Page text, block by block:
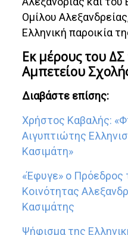
Ομίλου
Ελληνική παροικία
Εκ μέρους του
Αμπετείου
Διαβάστε επίσης:
Χρήστος Καβαλής:
Αιγυπτιώτης
Κασιμάτη»
«Έφυγε» ο Πρόεδρος
Κοινότητας
Κασιμάτης
Ψήφισμα της